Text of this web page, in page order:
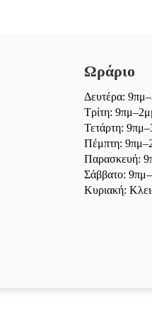
Ωράριο
Δευτέρα:
Τρίτη:
Τετάρτη:
Πέμπτη:
Παρασκευή:
Σάββατο:
Κυριακή: